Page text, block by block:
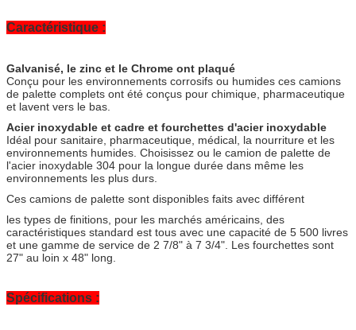
Caractéristique :
Galvanisé, le zinc et le Chrome ont plaqué
Conçu pour les environnements corrosifs ou humides ces camions
de palette complets ont été conçus pour chimique, pharmaceutique
et lavent vers le bas.
Acier inoxydable et cadre et fourchettes d'acier inoxydable
Idéal pour sanitaire, pharmaceutique, médical, la nourriture et les
environnements humides. Choisissez ou le camion de palette de
l'acier inoxydable 304 pour la longue durée dans même les
environnements les plus durs.
Ces camions de palette sont disponibles faits avec différent
les types de finitions, pour les marchés américains, des
caractéristiques standard est tous avec une capacité de 5 500 livres
et une gamme de service de 2 7/8" à 7 3/4". Les fourchettes sont
27" au loin x 48" long.
Spécifications :